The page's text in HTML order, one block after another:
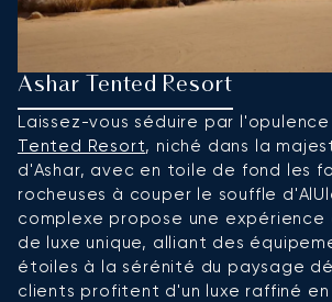
Ashar Tented Resort
Laissez-vous séduire par
Tented Resort, niché dans la
d'Ashar, avec en toile de fond les
rocheuses à couper le souffle
complexe propose une expérience
de luxe unique, alliant des
étoiles à la sérénité du paysage
clients profitent d'un luxe raffiné en